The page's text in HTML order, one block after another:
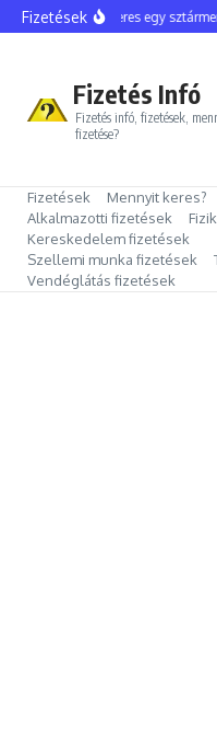
Ugrás a tartalomhoz
Fizetések
Mennyit keres egy
Fizetés Infó
Fizetés infó, fizetések,
fizetése?
Fizetések Mennyit keres?
Alkalmazotti fizetések
Kereskedelem fizetések
Szellemi munka fizetések
Vendéglátás fizetések